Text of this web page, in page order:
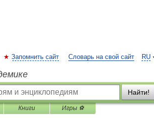
RU
Запомнить сайт Словарь на свой сайт
Найти!
Книги Игры ⚽